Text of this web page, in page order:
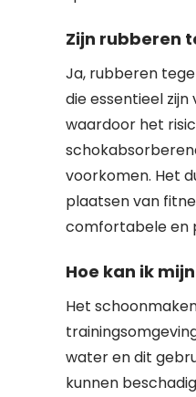
Zijn rubberen
Ja, rubberen
die essentieel
waardoor het
voorkomen. Het
plaatsen van
comfortabele en
Hoe kan ik
Het
water en dit
kunnen